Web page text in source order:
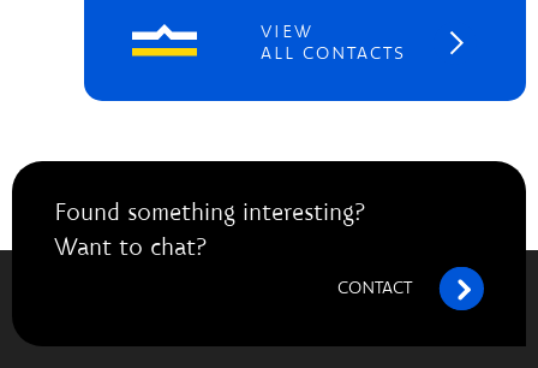
VIEW
ALL CONTACTS
Found something interesting?
Want to chat?
CONTACT